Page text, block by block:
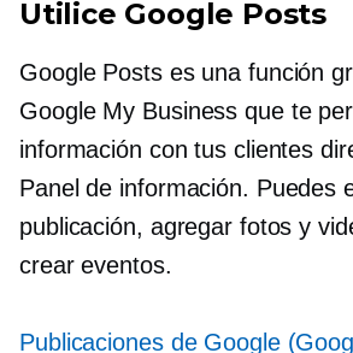
Utilice Google Posts
Google Posts es una función
Google My Business que te
información con tus clientes
Panel de información. Puedes
publicación, agregar fotos y
crear eventos.
Publicaciones de Google